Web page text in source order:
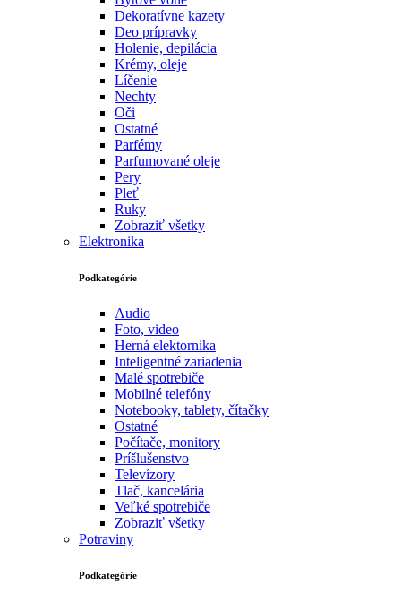
Dekoratívne kazety
Deo prípravky
Holenie, depilácia
Krémy, oleje
Líčenie
Nechty
Oči
Ostatné
Parfémy
Parfumované oleje
Pery
Pleť
Ruky
Zobraziť všetky
Elektronika
Podkategórie
Audio
Foto, video
Herná elektornika
Inteligentné zariadenia
Malé spotrebiče
Mobilné telefóny
Notebooky, tablety, čítačky
Ostatné
Počítače, monitory
Príšlušenstvo
Televízory
Tlač, kancelária
Veľké spotrebiče
Zobraziť všetky
Potraviny
Podkategórie